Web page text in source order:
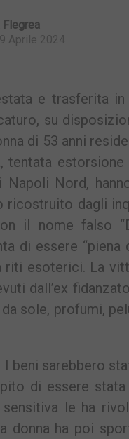
Flegrea
9 Aprile 2024
e trasferita
su
di 53 anni
tentata estorsione
Napoli Nord,
ricostruito dagli
il nome falso
di essere
esoterici. La
dall’ex
sole, profumi,
I beni sarebbero
di essere
le ha
donna ha poi